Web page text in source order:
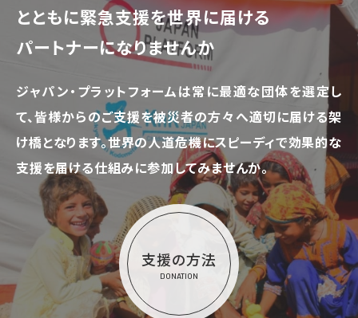
とともに緊急支援を世界に届ける
パートナーになりませんか
ジャパン・プラットフォームは常に最適な団体を選定し
て、皆様からのご支援を被災者の方々へ適切に届ける架
け橋となります。世界の人道危機にスピーディで効果的な
支援を届ける仕組みに参加してみませんか。
支援の方法
DONATION